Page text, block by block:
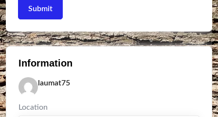
Information
laumat75
Location